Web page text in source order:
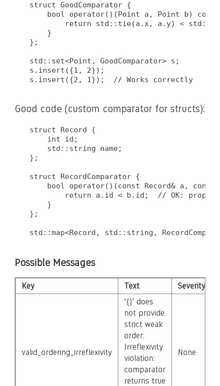
struct GoodComparator {
bool operator()(Point a, Point b)
return std::tie(a.x, a.y) <
    }
};
std::set<Point, GoodComparator> s;
s.insert({1, 2});
Good code (custom comparator for structs):
struct Record {
    int id;
    std::string name;
};
struct RecordComparator {
bool operator()(const Record& a, const
return a.id < b.id;  // OK:
    }
};
Possible Messages
Key Text Severity
valid_ordering_irreflexivity
‘{}’ does
not provide
strict weak
order:
Irreflexivity
violation:
comparator
returns true
None